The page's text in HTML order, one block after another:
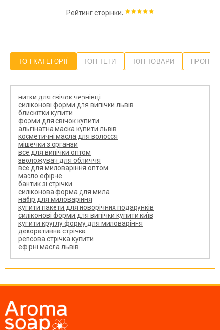
Рейтинг сторінки:
ТОП КАТЕГОРІЇ ТОП ТЕГИ ТОП ТОВАРИ
нитки для свічок чернівці
силіконові форми для випічки львів
блискітки купити
форми для свічок купити
альгінатна маска купити львів
косметичні масла для волосся
мішечки з органзи
все для випічки оптом
зволожувач для обличчя
все для миловаріння оптом
масло ефірне
бантик зі стрічки
силіконова форма для мила
набір для миловаріння
купити пакети для новорічних подарунків
силіконові форми для випічки купити київ
купити круглу форму для миловаріння
декоративна стрічка
репсова стрічка купити
ефірні масла львів